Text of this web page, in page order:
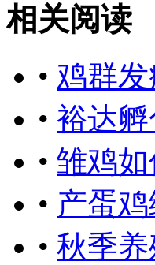
相关阅读
• 鸡群
• 裕达
• 雏鸡
• 产蛋
• 秋季